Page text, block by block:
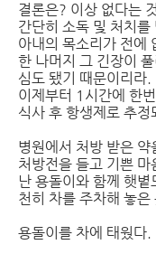
결론은? 이상 없다는
간단히 소독 및 처치
아내의 목소리가 전에
한 나머지 그 긴장이
심도 됐기 때문이리라.
이제부터 1시간에 한
식사 후 항생제로 추
병원에서 처방 받은
처방전을 들고 기쁜
난 용돌이와 함께 햇
천히 차를 주차해 놓
용돌이를 차에 태웠다.